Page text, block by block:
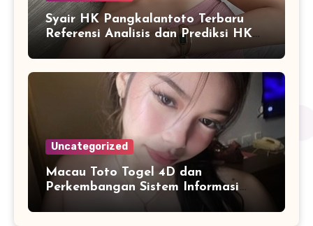
Syair HK Pangkalantoto Terbaru
Referensi Analisis dan Prediksi HK
Uncategorized
Macau Toto Togel 4D dan
Perkembangan Sistem Informasi
Berbasis Angka di Era Digital